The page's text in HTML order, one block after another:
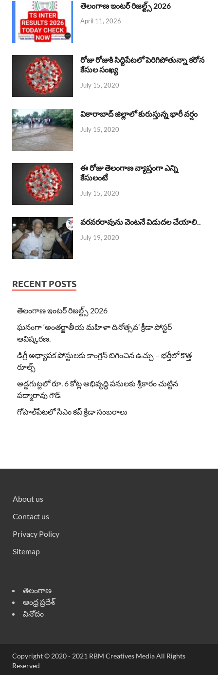
తెలంగాణ ఇంటర్ రిజల్ట్స్ 2026
April 11, 2026
రోజు రోజుకి సిద్దిపేటలో పెరిగిపోతున్నా కరోన
కేసుల సంఖ్య
July 15, 2020
వికారాబాద్ జిల్లాలో కురుస్తున్న భారీ వర్షం
July 15, 2020
ఈ రోజు తెలంగాణ వ్యాప్తంగా ఎన్ని
కేసులంటే
July 15, 2020
వరవరరావును వెంటనే విడుదల చేయాలి..
July 19, 2020
RECENT POSTS
తెలంగాణ ఇంటర్ రిజల్ట్స్ 2026
ఘనంగా ‘అంతర్జాతీయ మహిళా దినోత్సవ’ క్రీడా పోస్టర్
ఆవిష్కరణ.
డిగ్రీ అధ్యాపక పోస్టులకు కాంగ్రెస్ బిగించిన ఉచ్చు – భర్తీలో కొత్త
రూల్స్
అడ్డగుట్టలో రూ. 6 కోట్ల అభివృద్ధి పనులకు శ్రీకారం చుట్టిన
పద్మారావు గౌడ్
గోపాల్‌పేటలో సీఎం కప్ క్రీడా సంబరాలు
About us
Contact us
Privacy Policy
Sitemap
తెలంగాణ
ఆంధ్ర ప్రదేశ్
వినోదం
Copyright © 2020 - 2021 RBM Creatives Media All Rights
Reserved